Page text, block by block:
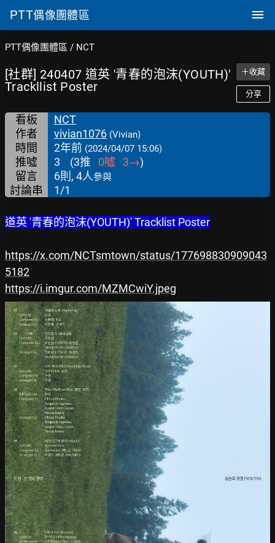
PTT偶像團體區
PTT偶像團體區 / NCT
[社群] 240407 道英 '青春的泡沫(YOUTH)'
Trackllist Poster
＋收藏
分享
看板
NCT
作者
vivian1076 (Vivian)
時間 2年前 (2024/04/07 15:06)
推噓 3 (3推 0噓 3→)
留言
6則, 4人參與
討論串 1/1
道英 '青春的泡沫(YOUTH)' Tracklist Poster
https://x.com/NCTsmtown/status/177698830909043
5182
https://i.imgur.com/MZMCwiY.jpeg